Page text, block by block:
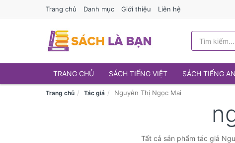
Trang chủ Danh mục Giới thiệu Liên hệ
TRANG CHỦ SÁCH TIẾNG VIỆT SÁCH TIẾNG
Trang chủ Tác giả Nguyễn Thị Ngọc Mai
Tất cả sản phẩm tác giả